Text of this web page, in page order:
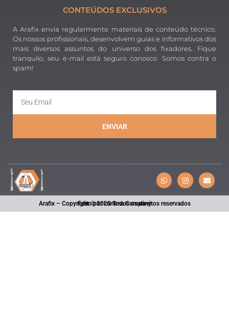
CONTEÚDOS EXCLUSIVOS
A Arafix envia regularmente materiais de conteúdo técnico.
Os nossos profissionais, desenvolvem guias e informativos dos
mais diversos assuntos do universo dos fixadores. Fique
tranquilo, seu e-mail está seguro conosco. Somos contra o
spam!
ENVIAR
Arafix – Copyright © 2025 Todos os direitos reservados
Feito por Lumma Company